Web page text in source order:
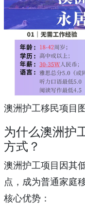
澳洲护工移民项目
为什么澳洲护
方式？
澳洲护工项目因其
点，成为普通家庭
核心优势：